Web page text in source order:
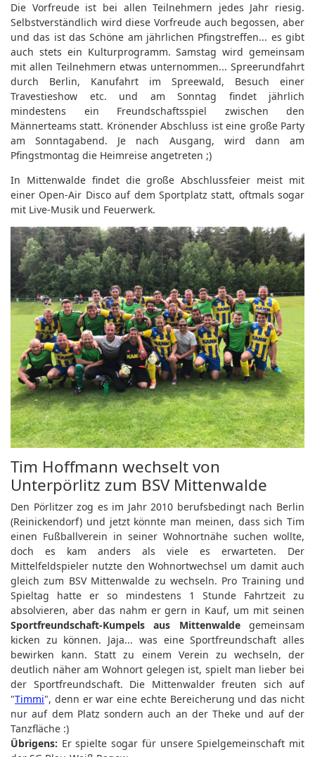
Die Vorfreude ist bei allen Teilnehmern jedes Jahr riesig.
Selbstverständlich wird diese Vorfreude auch begossen, aber
und das ist das Schöne am jährlichen Pfingstreffen... es gibt
auch stets ein Kulturprogramm. Samstag wird gemeinsam
mit allen Teilnehmern etwas unternommen... Spreerundfahrt
durch Berlin, Kanufahrt im Spreewald, Besuch einer
Travestieshow etc. und am Sonntag findet jährlich
mindestens ein Freundschaftsspiel zwischen den
Männerteams statt. Krönender Abschluss ist eine große Party
am Sonntagabend. Je nach Ausgang, wird dann am
Pfingstmontag die Heimreise angetreten ;)
In Mittenwalde findet die große Abschlussfeier meist mit
einer Open-Air Disco auf dem Sportplatz statt, oftmals sogar
mit Live-Musik und Feuerwerk.
Tim Hoffmann wechselt von
Unterpörlitz zum BSV Mittenwalde
Den Pörlitzer zog es im Jahr 2010 berufsbedingt nach Berlin
(Reinickendorf) und jetzt könnte man meinen, dass sich Tim
einen Fußballverein in seiner Wohnortnähe suchen wollte,
doch es kam anders als viele es erwarteten. Der
Mittelfeldspieler nutzte den Wohnortwechsel um damit auch
gleich zum BSV Mittenwalde zu wechseln. Pro Training und
Spieltag hatte er so mindestens 1 Stunde Fahrtzeit zu
absolvieren, aber das nahm er gern in Kauf, um mit seinen
Sportfreundschaft-Kumpels aus Mittenwaldegemeinsam
kicken zu können. Jaja... was eine Sportfreundschaft alles
bewirken kann. Statt zu einem Verein zu wechseln, der
deutlich näher am Wohnort gelegen ist, spielt man lieber bei
der Sportfreundschaft. Die Mittenwalder freuten sich auf
"Timmi", denn er war eine echte Bereicherung und das nicht
nur auf dem Platz sondern auch an der Theke und auf der
Tanzfläche :)
Übrigens: Er spielte sogar für unsere Spielgemeinschaft mit